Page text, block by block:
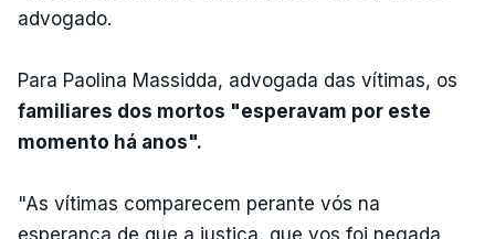
advogado.
Para Paolina Massidda, advogada das vítimas, os
familiares dos mortos "esperavam por este
momento há anos".
"As vítimas comparecem perante vós na
esperança de que a justiça, que vos foi negada